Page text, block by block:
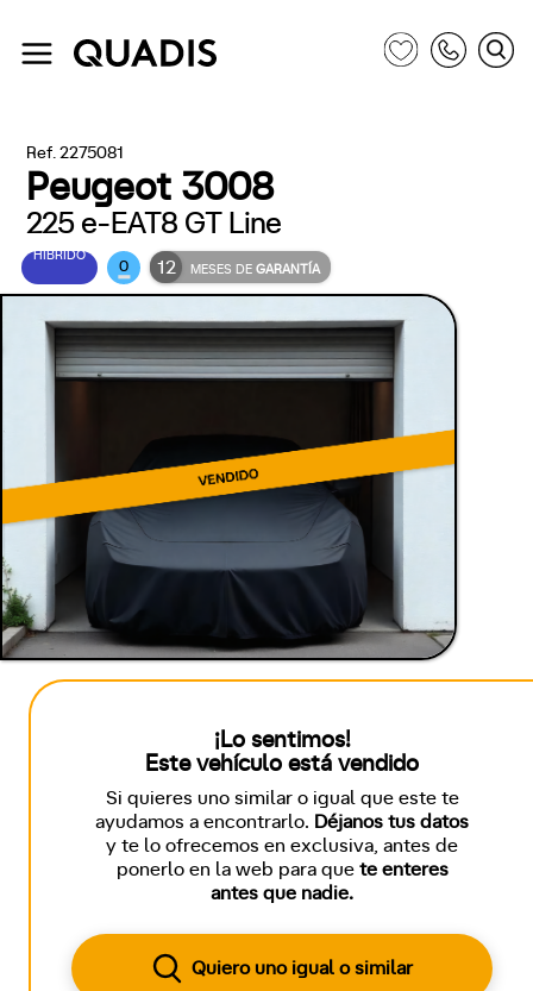
Ref. 2275081
Peugeot 3008
225 e-EAT8 GT Line
HÍBRIDO
0 12 MESES DEGARANTÍA
¡Lo sentimos!
Este vehículo está vendido
Si quieres uno similar o igual que este te
ayudamos a encontrarlo. Déjanos tus datos
y te lo ofrecemos en exclusiva, antes de
ponerlo en la web para que te enteres
antes que nadie.
Quiero uno igual o similar